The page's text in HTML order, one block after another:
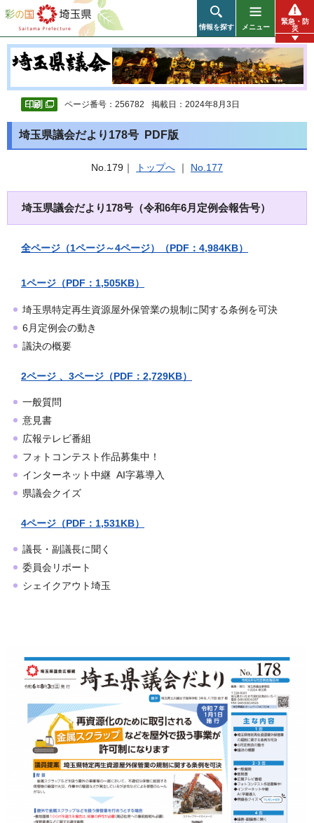
彩の国 埼玉県
情報を探す メニュー
緊急・防
災
ページ番号：256782 掲載日：2024年8月3日
埼玉県議会だより178号 PDF版
No.179｜ トップへ ｜ No.177
埼玉県議会だより178号（令和6年6月定例会報告号）
全ページ（1ページ～4ページ）（PDF：4,984KB）
1ページ（PDF：1,505KB）
埼玉県特定再生資源屋外保管業の規制に関する条例を可決
6月定例会の動き
議決の概要
2ページ 、3ページ（PDF：2,729KB）
一般質問
意見書
広報テレビ番組
フォトコンテスト作品募集中！
インターネット中継 AI字幕導入
県議会クイズ
4ページ（PDF：1,531KB）
議長・副議長に聞く
委員会リポート
シェイクアウト埼玉